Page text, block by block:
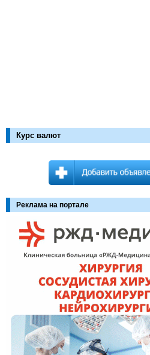
Курс валют
Реклама на портале